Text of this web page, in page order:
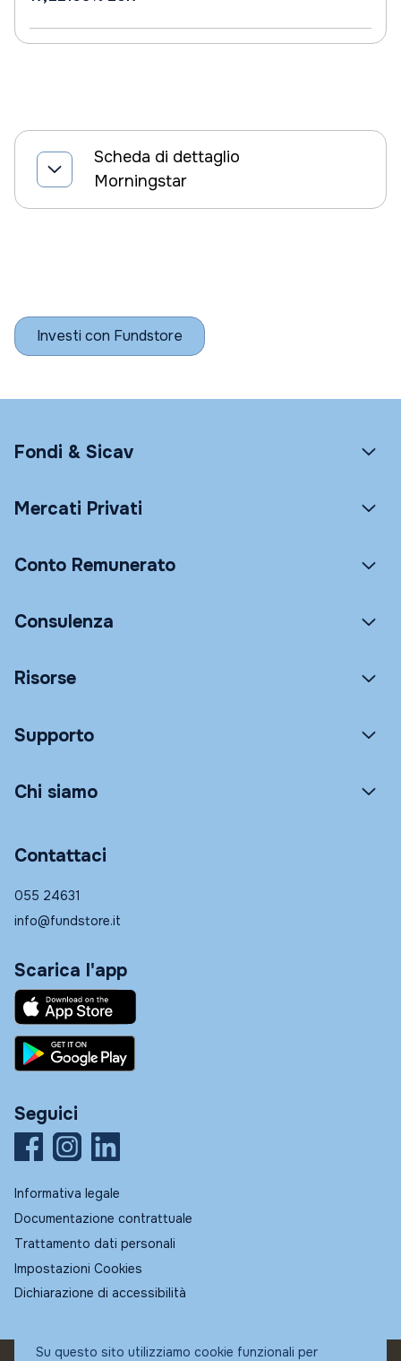
Scheda di dettaglio
Morningstar
Investi con Fundstore
Fondi & Sicav
Mercati Privati
Conto Remunerato
Consulenza
Risorse
Supporto
Chi siamo
Contattaci
055 24631
info@fundstore.it
Scarica l'app
Seguici
Informativa legale
Documentazione contrattuale
Trattamento dati personali
Impostazioni Cookies
Dichiarazione di accessibilità
Su questo sito utilizziamo cookie funzionali per